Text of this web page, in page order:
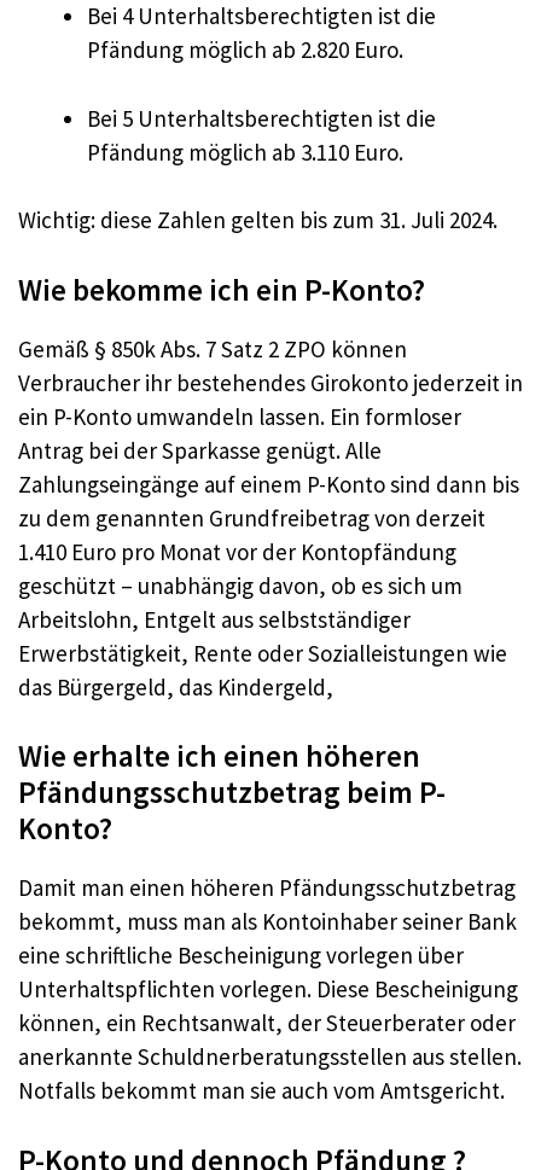
Bei 4 Unterhaltsberechtigten ist die
Pfändung möglich ab 2.820 Euro.
Bei 5 Unterhaltsberechtigten ist die
Pfändung möglich ab 3.110 Euro.
Wichtig: diese Zahlen gelten bis zum 31. Juli 2024.
Wie bekomme ich ein P-Konto?
Gemäß § 850k Abs. 7 Satz 2 ZPO können
Verbraucher ihr bestehendes Girokonto jederzeit in
ein P-Konto umwandeln lassen. Ein formloser
Antrag bei der Sparkasse genügt. Alle
Zahlungseingänge auf einem P-Konto sind dann bis
zu dem genannten Grundfreibetrag von derzeit
1.410 Euro pro Monat vor der Kontopfändung
geschützt – unabhängig davon, ob es sich um
Arbeitslohn, Entgelt aus selbstständiger
Erwerbstätigkeit, Rente oder Sozialleistungen wie
das Bürgergeld, das Kindergeld,
Wie erhalte ich einen höheren
Pfändungsschutzbetrag beim P-
Konto?
Damit man einen höheren Pfändungsschutzbetrag
bekommt, muss man als Kontoinhaber seiner Bank
eine schriftliche Bescheinigung vorlegen über
Unterhaltspflichten vorlegen. Diese Bescheinigung
können, ein Rechtsanwalt, der Steuerberater oder
anerkannte Schuldnerberatungsstellen aus stellen.
Notfalls bekommt man sie auch vom Amtsgericht.
P-Konto und dennoch Pfändung ?